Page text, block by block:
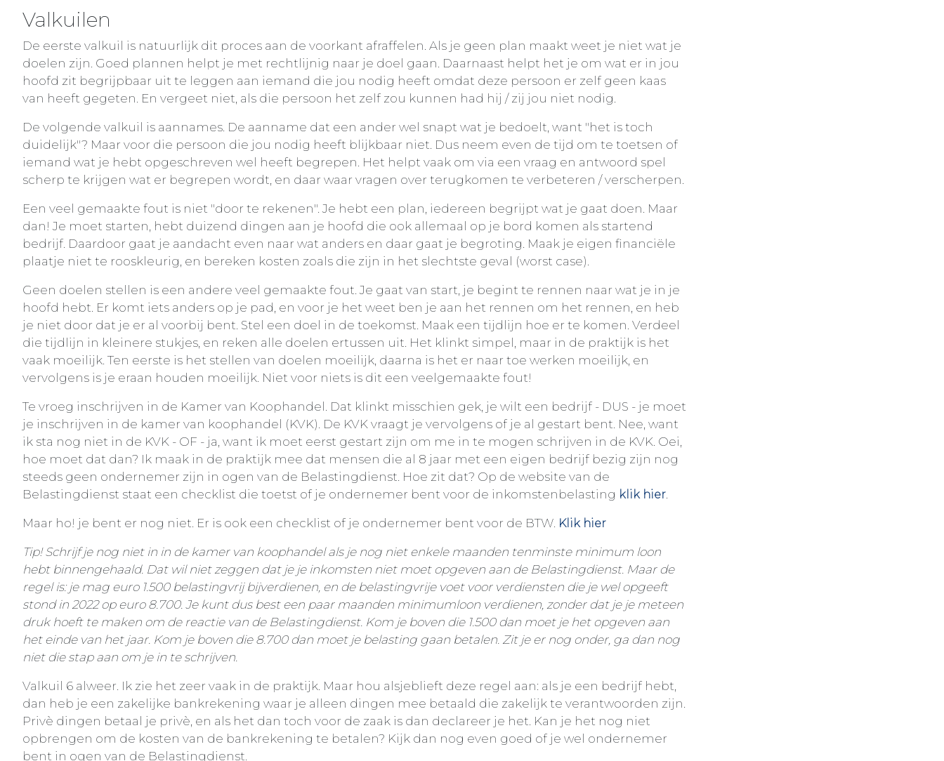
Valkuilen
De eerste valkuil is natuurlijk dit proces aan de voorkant afraffelen. Als je geen plan maakt weet je niet wat je
doelen zijn. Goed plannen helpt je met rechtlijnig naar je doel gaan. Daarnaast helpt het je om wat er in jou
hoofd zit begrijpbaar uit te leggen aan iemand die jou nodig heeft omdat deze persoon er zelf geen kaas
van heeft gegeten. En vergeet niet, als die persoon het zelf zou kunnen had hij / zij jou niet nodig.
De volgende valkuil is aannames. De aanname dat een ander wel snapt wat je bedoelt, want "het is toch
duidelijk"? Maar voor die persoon die jou nodig heeft blijkbaar niet. Dus neem even de tijd om te toetsen of
iemand wat je hebt opgeschreven wel heeft begrepen. Het helpt vaak om via een vraag en antwoord spel
scherp te krijgen wat er begrepen wordt, en daar waar vragen over terugkomen te verbeteren / verscherpen.
Een veel gemaakte fout is niet "door te rekenen". Je hebt een plan, iedereen begrijpt wat je gaat doen. Maar
dan! Je moet starten, hebt duizend dingen aan je hoofd die ook allemaal op je bord komen als startend
bedrijf. Daardoor gaat je aandacht even naar wat anders en daar gaat je begroting. Maak je eigen financiële
plaatje niet te rooskleurig, en bereken kosten zoals die zijn in het slechtste geval (worst case).
Geen doelen stellen is een andere veel gemaakte fout. Je gaat van start, je begint te rennen naar wat je in je
hoofd hebt. Er komt iets anders op je pad, en voor je het weet ben je aan het rennen om het rennen, en heb
je niet door dat je er al voorbij bent. Stel een doel in de toekomst. Maak een tijdlijn hoe er te komen. Verdeel
die tijdlijn in kleinere stukjes, en reken alle doelen ertussen uit. Het klinkt simpel, maar in de praktijk is het
vaak moeilijk. Ten eerste is het stellen van doelen moeilijk, daarna is het er naar toe werken moeilijk, en
vervolgens is je eraan houden moeilijk. Niet voor niets is dit een veelgemaakte fout!
Te vroeg inschrijven in de Kamer van Koophandel. Dat klinkt misschien gek, je wilt een bedrijf - DUS - je moet
je inschrijven in de kamer van koophandel (KVK). De KVK vraagt je vervolgens of je al gestart bent. Nee, want
ik sta nog niet in de KVK - OF - ja, want ik moet eerst gestart zijn om me in te mogen schrijven in de KVK. Oei,
hoe moet dat dan? Ik maak in de praktijk mee dat mensen die al 8 jaar met een eigen bedrijf bezig zijn nog
steeds geen ondernemer zijn in ogen van de Belastingdienst. Hoe zit dat? Op de website van de
Belastingdienst staat een checklist die toetst of je ondernemer bent voor de inkomstenbelasting klik hier.
Maar ho! je bent er nog niet. Er is ook een checklist of je ondernemer bent voor de BTW. Klik hier
Tip! Schrijf je nog niet in in de kamer van koophandel als je nog niet enkele maanden tenminste minimum loon
hebt binnengehaald. Dat wil niet zeggen dat je je inkomsten niet moet opgeven aan de Belastingdienst. Maar de
regel is: je mag euro 1.500 belastingvrij bijverdienen, en de belastingvrije voet voor verdiensten die je wel opgeeft
stond in 2022 op euro 8.700. Je kunt dus best een paar maanden minimumloon verdienen, zonder dat je je meteen
druk hoeft te maken om de reactie van de Belastingdienst. Kom je boven die 1.500 dan moet je het opgeven aan
het einde van het jaar. Kom je boven die 8.700 dan moet je belasting gaan betalen. Zit je er nog onder, ga dan nog
niet die stap aan om je in te schrijven.
Valkuil 6 alweer. Ik zie het zeer vaak in de praktijk. Maar hou alsjeblieft deze regel aan: als je een bedrijf hebt,
dan heb je een zakelijke bankrekening waar je alleen dingen mee betaald die zakelijk te verantwoorden zijn.
Privè dingen betaal je privè, en als het dan toch voor de zaak is dan declareer je het. Kan je het nog niet
opbrengen om de kosten van de bankrekening te betalen? Kijk dan nog even goed of je wel ondernemer
bent in ogen van de Belastingdienst.